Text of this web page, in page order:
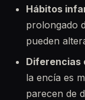
Hábitos
prolongado
pueden
Diferencias
la encía es
parecen de